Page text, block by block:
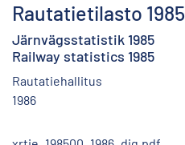
Rautatietilasto 1985
Järnvägsstatistik 1985
Railway statistics 1985
Rautatiehallitus
1986